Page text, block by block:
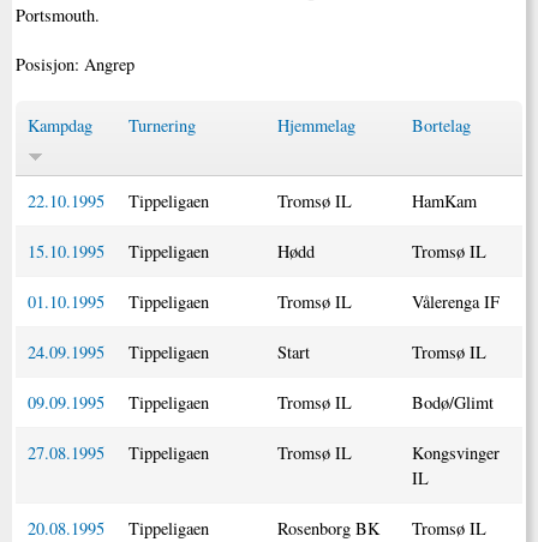
Portsmouth.
Posisjon: Angrep
Kampdag Turnering Hjemmelag Bortelag
22.10.1995 Tippeligaen Tromsø IL HamKam
15.10.1995 Tippeligaen Hødd Tromsø IL
01.10.1995 Tippeligaen Tromsø IL Vålerenga IF
24.09.1995 Tippeligaen Start Tromsø IL
09.09.1995 Tippeligaen Tromsø IL Bodø/Glimt
27.08.1995 Tippeligaen Tromsø IL
Kongsvinger
IL
20.08.1995 Tippeligaen Rosenborg BK Tromsø IL